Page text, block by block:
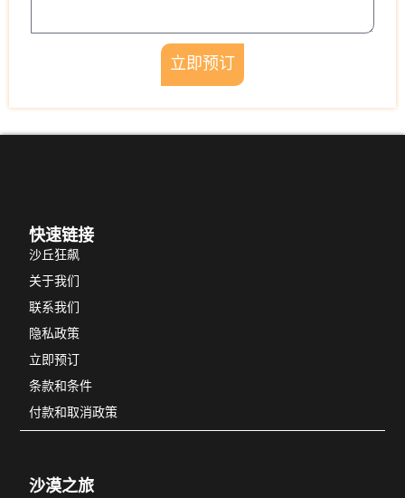
立即预订
快速链接
沙丘狂飙
关于我们
联系我们
隐私政策
立即预订
条款和条件
付款和取消政策
沙漠之旅